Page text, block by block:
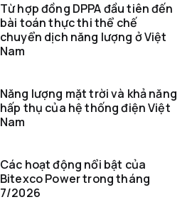
Từ hợp đồng DPPA đầu tiên đến
bài toán thực thi thể chế
chuyển dịch năng lượng ở Việt
Nam
Năng lượng mặt trời và khả năng
hấp thụ của hệ thống điện Việt
Nam
Các hoạt động nổi bật của
Bitexco Power trong tháng
7/2026